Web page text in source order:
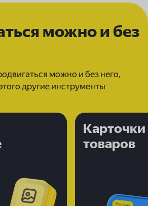
можно и без
можно и без него,
другие инструменты
Директе
Карточки
товаров